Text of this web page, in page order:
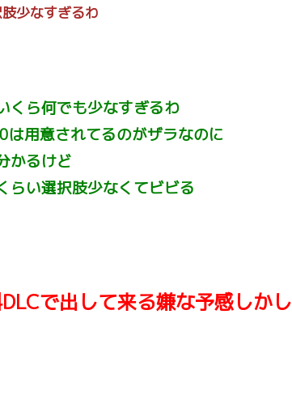
少なすぎるわ
くら何でも少なすぎるわ
用意されてるのがザラなのに
かるけど
らい選択肢少なくてビビる
で出して来る嫌な予感しかし